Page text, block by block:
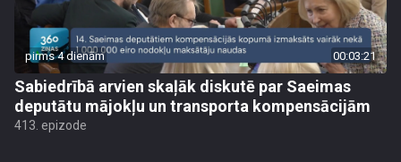
pirms 4 dienām 00:03:21
Sabiedrībā arvien skaļāk diskutē par Saeimas
deputātu mājokļu un transporta kompensācijām
413. epizode